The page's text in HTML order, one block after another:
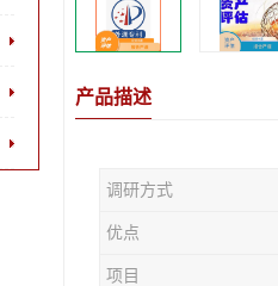
产品描述
调研方式
优点
项目